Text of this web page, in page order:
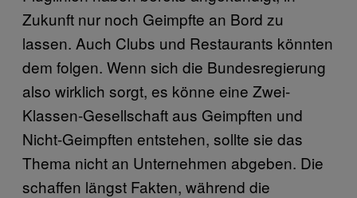
Zukunft nur noch Geimpfte an Bord zu
lassen. Auch Clubs und Restaurants könnten
dem folgen. Wenn sich die Bundesregierung
also wirklich sorgt, es könne eine Zwei-
Klassen-Gesellschaft aus Geimpften und
Nicht-Geimpften entstehen, sollte sie das
Thema nicht an Unternehmen abgeben. Die
schaffen längst Fakten, während die